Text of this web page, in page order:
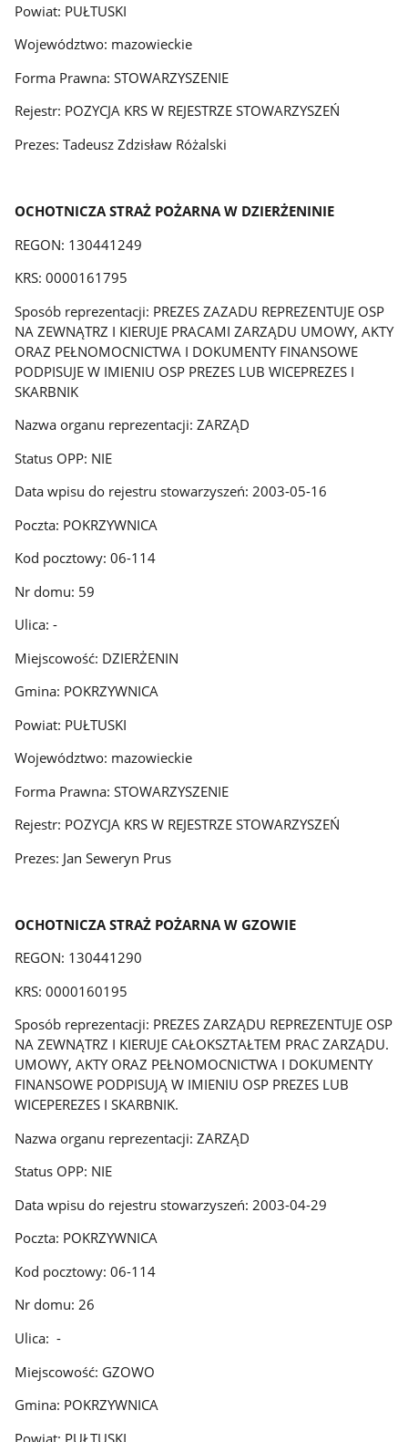
Powiat: PUŁTUSKI
Województwo: mazowieckie
Forma Prawna: STOWARZYSZENIE
Rejestr: POZYCJA KRS W REJESTRZE STOWARZYSZEŃ
Prezes: Tadeusz Zdzisław Różalski
OCHOTNICZA STRAŻ POŻARNA W DZIERŻENINIE
REGON: 130441249
KRS: 0000161795
Sposób reprezentacji: PREZES ZAZADU REPREZENTUJE OSP
NA ZEWNĄTRZ I KIERUJE PRACAMI ZARZĄDU UMOWY, AKTY
ORAZ PEŁNOMOCNICTWA I DOKUMENTY FINANSOWE
PODPISUJE W IMIENIU OSP PREZES LUB WICEPREZES I
SKARBNIK
Nazwa organu reprezentacji: ZARZĄD
Status OPP: NIE
Data wpisu do rejestru stowarzyszeń: 2003-05-16
Poczta: POKRZYWNICA
Kod pocztowy: 06-114
Nr domu: 59
Ulica: -
Miejscowość: DZIERŻENIN
Gmina: POKRZYWNICA
Powiat: PUŁTUSKI
Województwo: mazowieckie
Forma Prawna: STOWARZYSZENIE
Rejestr: POZYCJA KRS W REJESTRZE STOWARZYSZEŃ
Prezes: Jan Seweryn Prus
OCHOTNICZA STRAŻ POŻARNA W GZOWIE
REGON: 130441290
KRS: 0000160195
Sposób reprezentacji: PREZES ZARZĄDU REPREZENTUJE OSP
NA ZEWNĄTRZ I KIERUJE CAŁOKSZTAŁTEM PRAC ZARZĄDU.
UMOWY, AKTY ORAZ PEŁNOMOCNICTWA I DOKUMENTY
FINANSOWE PODPISUJĄ W IMIENIU OSP PREZES LUB
WICEPEREZES I SKARBNIK.
Nazwa organu reprezentacji: ZARZĄD
Status OPP: NIE
Data wpisu do rejestru stowarzyszeń: 2003-04-29
Poczta: POKRZYWNICA
Kod pocztowy: 06-114
Nr domu: 26
Ulica: -
Miejscowość: GZOWO
Gmina: POKRZYWNICA
Powiat: PUŁTUSKI